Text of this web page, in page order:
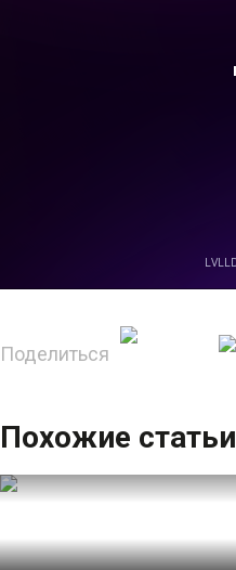
Поделиться
Похожие статьи